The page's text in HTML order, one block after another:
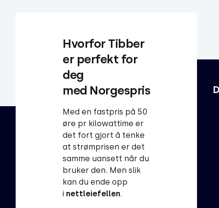
Hvorfor Tibber
er perfekt for
deg
med Norgespris
Med en fastpris på 50
øre pr kilowattime er
det fort gjort å tenke
at strømprisen er det
samme uansett når du
bruker den. Men slik
kan du ende opp
i nettleiefellen.
Hvorfor ikke prøve Tibber
Tibber handler strøm digitalt og smart, slik at du